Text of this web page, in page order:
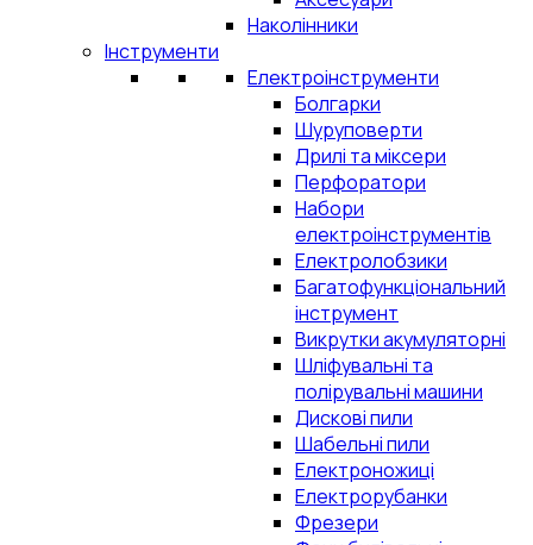
Наколінники
Інструменти
Електроінструменти
Болгарки
Шуруповерти
Дрилі та міксери
Перфоратори
Набори
електроінструментів
Електролобзики
Багатофункціональний
інструмент
Викрутки акумуляторні
Шліфувальні та
полірувальні машини
Дискові пили
Шабельні пили
Електроножиці
Електрорубанки
Фрезери